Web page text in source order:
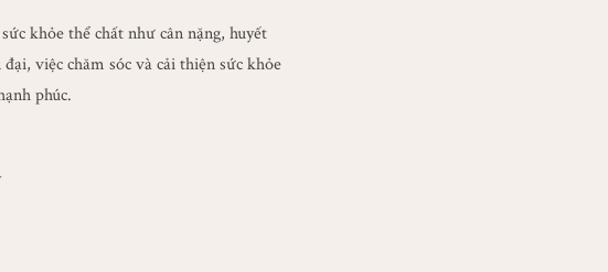
khỏe thể chất như cân nặng, huyết
việc chăm sóc và cải thiện sức khỏe
phúc.